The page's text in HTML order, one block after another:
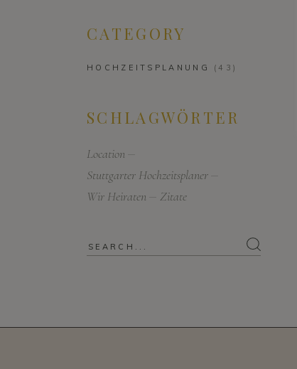
CATEGORY
HOCHZEITSPLANUNG (43)
SCHLAGWÖRTER
Location
Stuttgarter Hochzeitsplaner
Wir Heiraten
Zitate
Search